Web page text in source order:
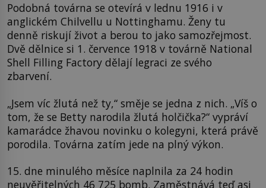
Podobná továrna se otevírá v lednu 1916 i v
anglickém Chilvellu u Nottinghamu. Ženy tu
denně riskují život a berou to jako samozřejmost.
Dvě dělnice si 1. července 1918 v továrně National
Shell Filling Factory dělají legraci ze svého
zbarvení.
„Jsem víc žlutá než ty,“ směje se jedna z nich. „Víš o
tom, že se Betty narodila žlutá holčička?“ vypráví
kamarádce žhavou novinku o kolegyni, která právě
porodila. Továrna zatím jede na plný výkon.
15. dne minulého měsíce naplnila za 24 hodin
neuvěřitelných 46 725 bomb. Zaměstnává teď asi